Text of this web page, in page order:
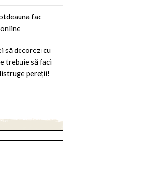
fac
să decorezi cu
trebuie să faci
pereții!